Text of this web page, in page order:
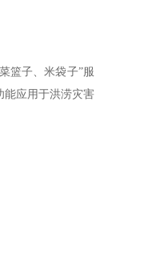
篮子、米袋子”服
能应用于洪涝灾害